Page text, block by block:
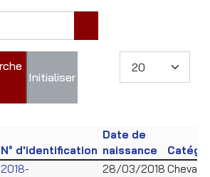
+ options/recherche
Initialiser
N° d'identification
Date de
naissance
2018-
28/03/2018 Cheval